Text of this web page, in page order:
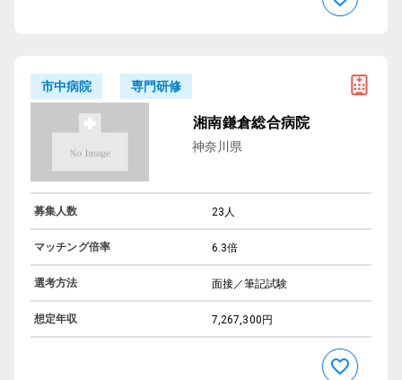
市中病院 専門研修
湘南鎌倉総合病院
神奈川県
募集人数 23人
マッチング倍率 6.3倍
選考方法 面接／筆記試験
想定年収 7,267,300円